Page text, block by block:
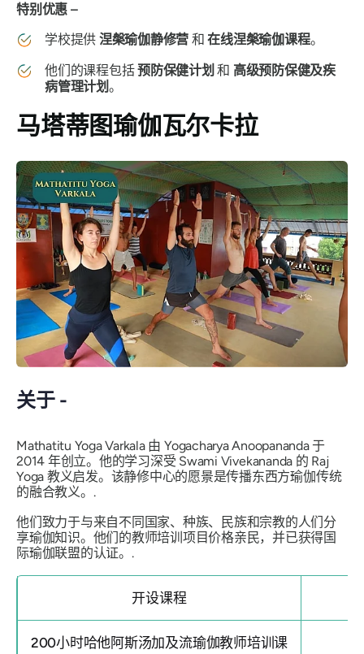
特别优惠 –
学校提供 涅槃瑜伽静修营 和在线涅槃瑜伽课程。
他们的课程包括预防保健计划 和 高级预防保健及疾
病管理计划。
马塔蒂图瑜伽瓦尔卡拉
关于 -
Mathatitu Yoga Varkala 由 Yogacharya Anoopananda 于
2014 年创立。他的学习深受 Swami Vivekananda 的 Raj
Yoga 教义启发。该静修中心的愿景是传播东西方瑜伽传统
的融合教义。.
他们致力于与来自不同国家、种族、民族和宗教的人们分
享瑜伽知识。他们的教师培训项目价格亲民，并已获得国
际瑜伽联盟的认证。.
开设课程
200小时哈他阿斯汤加及流瑜伽教师培训课